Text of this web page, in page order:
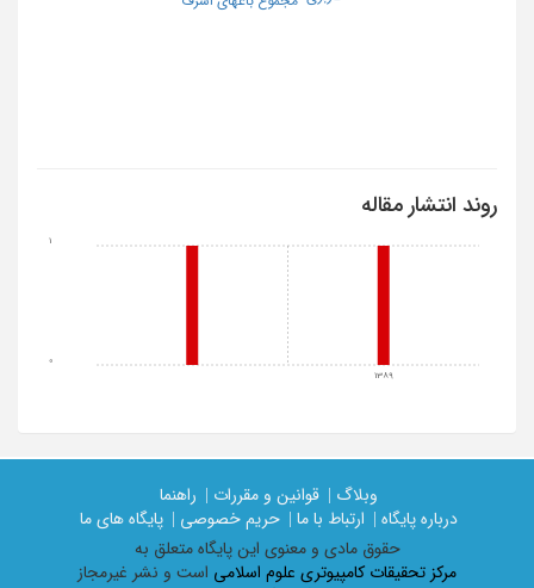
روند انتشار مقاله
1389
0
1
وبلاگ | قوانین و مقررات |
راهنما
درباره پایگاه |
ارتباط با ما | حریم خصوصی |
پایگاه های ما
حقوق مادی و معنوی اين پايگاه متعلق به
مرکز تحقیقات کامپیوتری علوم اسلامی است و نشر غیرمجاز